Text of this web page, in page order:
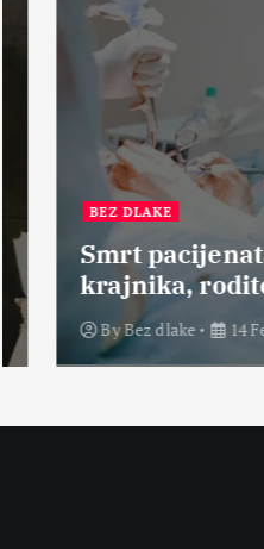
BEZ DLAKE
Smrt pacijenata
krajnika,
ByBez dlake 14